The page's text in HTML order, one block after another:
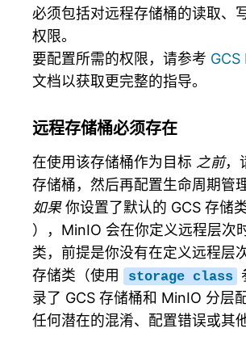
必须包括对远程存储桶的读取、
权限。
要配置所需的权限，请参考
文档以获取更完整的指导。
远程存储桶必须存在
在使用该存储桶作为目标 之前，
存储桶，然后再配置生命周期管
如果你设置了默认的 GCS 存储
），MinIO 会在你定义远程层次
类，前提是你没有在定义远程层
存储类（使用
storage class
录了 GCS 存储桶和 MinIO 分层
任何潜在的混淆、配置错误或其